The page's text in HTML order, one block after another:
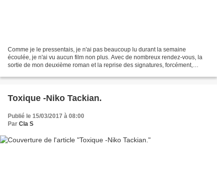
Comme je le pressentais, je n'ai pas beaucoup lu durant la semaine
écoulée, je n'ai vu aucun film non plus. Avec de nombreux rendez-vous, la
sortie de mon deuxième roman et la reprise des signatures, forcément,
Toxique -Niko Tackian.
Publié le 15/03/2017 à 08:00
Par Cla S